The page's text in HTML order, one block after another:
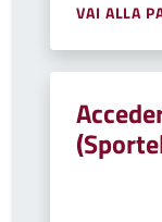
VAI ALLA